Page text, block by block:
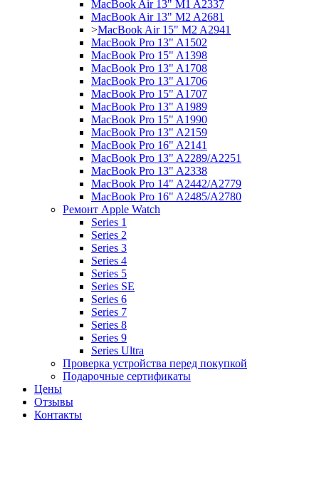
MacBook Air 13" M1 A2337
MacBook Air 13" M2 A2681
>MacBook Air 15" M2 A2941
MacBook Pro 13" A1502
MacBook Pro 15" A1398
MacBook Pro 13" A1708
MacBook Pro 13" A1706
MacBook Pro 15" A1707
MacBook Pro 13" A1989
MacBook Pro 15" A1990
MacBook Pro 13" A2159
MacBook Pro 16" A2141
MacBook Pro 13" A2289/A2251
MacBook Pro 13" A2338
MacBook Pro 14" A2442/A2779
MacBook Pro 16" A2485/A2780
Ремонт Apple Watch
Series 1
Series 2
Series 3
Series 4
Series 5
Series SE
Series 6
Series 7
Series 8
Series 9
Series Ultra
Проверка устройства перед покупкой
Подарочные сертификаты
Цены
Отзывы
Контакты